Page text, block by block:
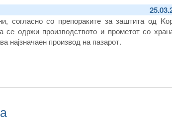
согласно со препораките за заштита од
се одржи производството и прометот со
најзначаен производ на пазарот.